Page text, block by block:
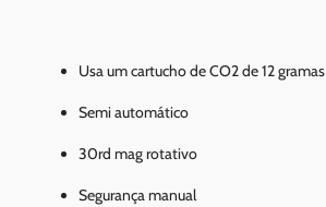
Usa um cartucho de CO2 de 12 gramas
Semi automático
30rd mag rotativo
Segurança manual